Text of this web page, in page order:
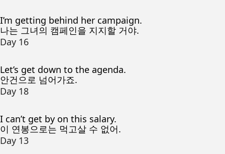
I’m getting behind her campaign.
나는 그녀의 캠페인을 지지할 거야.
Day 16
Let’s get down to the agenda.
안건으로 넘어가죠.
Day 18
I can’t get by on this salary.
이 연봉으로는 먹고살 수 없어.
Day 13